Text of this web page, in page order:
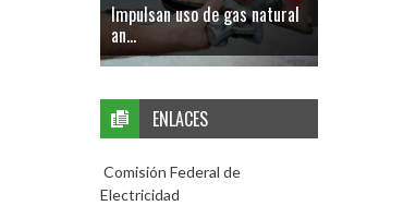
Impulsan uso de gas natural
an...
ENLACES
Comisión Federal de
Electricidad